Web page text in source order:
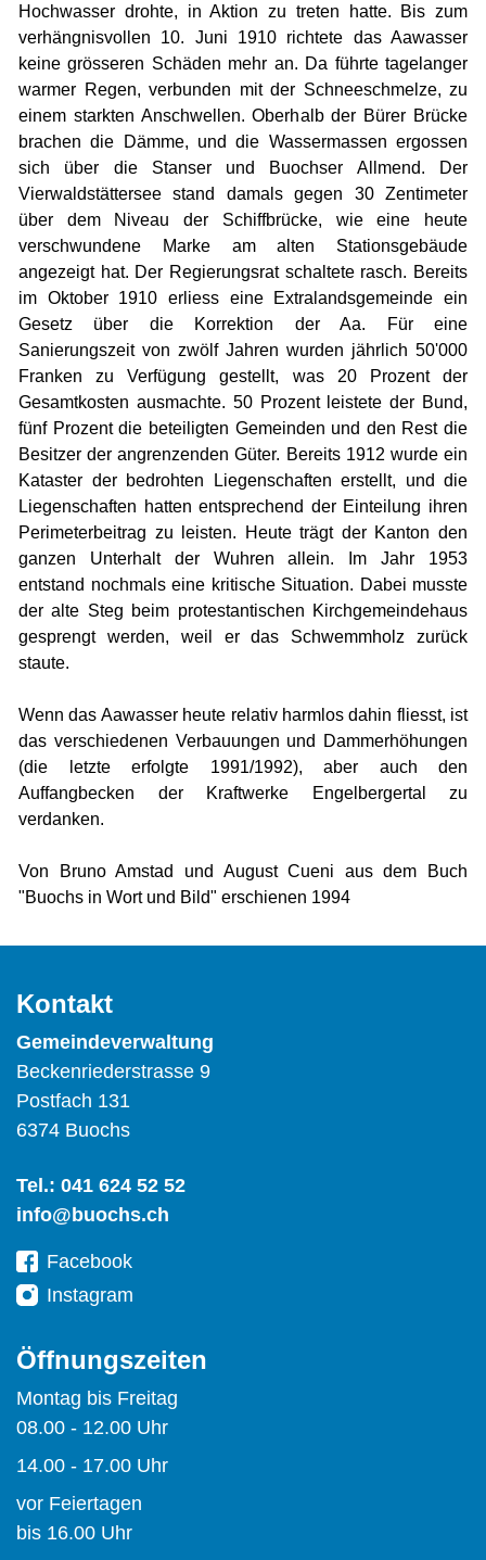
Hochwasser drohte, in Aktion zu treten hatte. Bis zum
verhängnisvollen 10. Juni 1910 richtete das Aawasser
keine grösseren Schäden mehr an. Da führte tagelanger
warmer Regen, verbunden mit der Schneeschmelze, zu
einem starkten Anschwellen. Oberhalb der Bürer Brücke
brachen die Dämme, und die Wassermassen ergossen
sich über die Stanser und Buochser Allmend. Der
Vierwaldstättersee stand damals gegen 30 Zentimeter
über dem Niveau der Schiffbrücke, wie eine heute
verschwundene Marke am alten Stationsgebäude
angezeigt hat. Der Regierungsrat schaltete rasch. Bereits
im Oktober 1910 erliess eine Extralandsgemeinde ein
Gesetz über die Korrektion der Aa. Für eine
Sanierungszeit von zwölf Jahren wurden jährlich 50'000
Franken zu Verfügung gestellt, was 20 Prozent der
Gesamtkosten ausmachte. 50 Prozent leistete der Bund,
fünf Prozent die beteiligten Gemeinden und den Rest die
Besitzer der angrenzenden Güter. Bereits 1912 wurde ein
Kataster der bedrohten Liegenschaften erstellt, und die
Liegenschaften hatten entsprechend der Einteilung ihren
Perimeterbeitrag zu leisten. Heute trägt der Kanton den
ganzen Unterhalt der Wuhren allein. Im Jahr 1953
entstand nochmals eine kritische Situation. Dabei musste
der alte Steg beim protestantischen Kirchgemeindehaus
gesprengt werden, weil er das Schwemmholz zurück
staute.
Wenn das Aawasser heute relativ harmlos dahin fliesst, ist
das verschiedenen Verbauungen und Dammerhöhungen
(die letzte erfolgte 1991/1992), aber auch den
Auffangbecken der Kraftwerke Engelbergertal zu
verdanken.
Von Bruno Amstad und August Cueni aus dem Buch
"Buochs in Wort und Bild" erschienen 1994
Kontakt
Gemeindeverwaltung
Beckenriederstrasse 9
Postfach 131
6374 Buochs
Tel.: 041 624 52 52
info@buochs.ch
Facebook
Instagram
Öffnungszeiten
Montag bis Freitag
08.00 - 12.00 Uhr
14.00 - 17.00 Uhr
vor Feiertagen
bis 16.00 Uhr